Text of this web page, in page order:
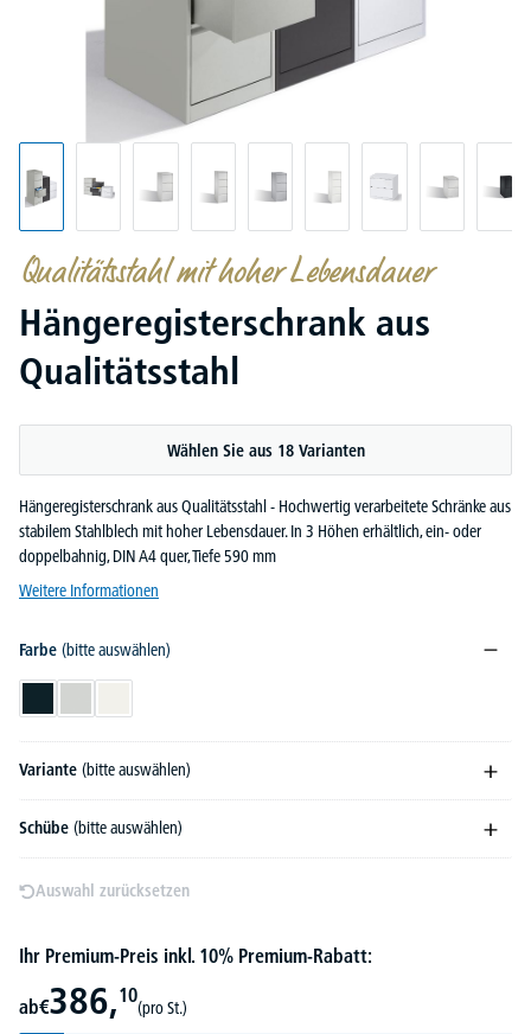
Qualitätsstahl mit hoher Lebensdauer
Hängeregisterschrank aus
Qualitätsstahl
Wählen Sie aus 18 Varianten
Hängeregisterschrank aus Qualitätsstahl - Hochwertig verarbeitete Schränke aus
stabilem Stahlblech mit hoher Lebensdauer. In 3 Höhen erhältlich, ein- oder
doppelbahnig, DIN A4 quer, Tiefe 590 mm
Weitere Informationen
Farbe (bitte auswählen)
Anthrazit RAL 7021
Lichtgrau RAL 7035
Variante (bitte auswählen)
Schübe (bitte auswählen)
Auswahl zurücksetzen
Ihr Premium-Preis inkl. 10% Premium-Rabatt:
ab€386,10
(pro St.)